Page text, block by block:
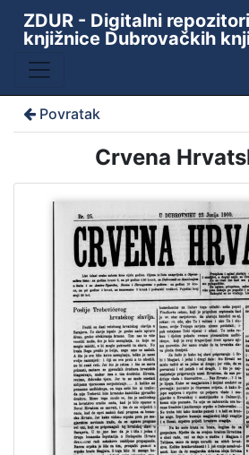
ZDUR - Digitalni
knjižnice Dubrovačkih
Povratak
Crvena